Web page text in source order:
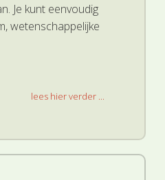
Je kunt eenvoudig
wetenschappelijke
lees hier verder ...